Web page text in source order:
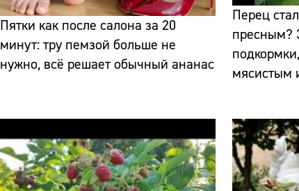
Пятки как после салона за 20
минут: тру пемзой больше не
нужно, всё решает обычный ананас
Перец
пресным?
мясистым